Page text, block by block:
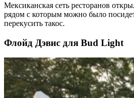
Мексиканская сеть ресторанов
рядом с которым можно было
перекусить такос.
Флойд Дэвис для Bud Light